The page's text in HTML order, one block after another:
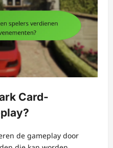
Card-
de gameplay door